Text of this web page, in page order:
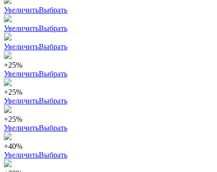
УвеличитьВыбрать
УвеличитьВыбрать
УвеличитьВыбрать
+25%
УвеличитьВыбрать
+25%
УвеличитьВыбрать
+25%
УвеличитьВыбрать
+40%
УвеличитьВыбрать